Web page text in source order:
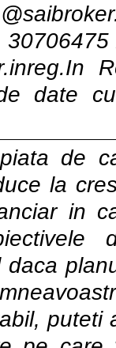
date
de
la
in
daca
puteti